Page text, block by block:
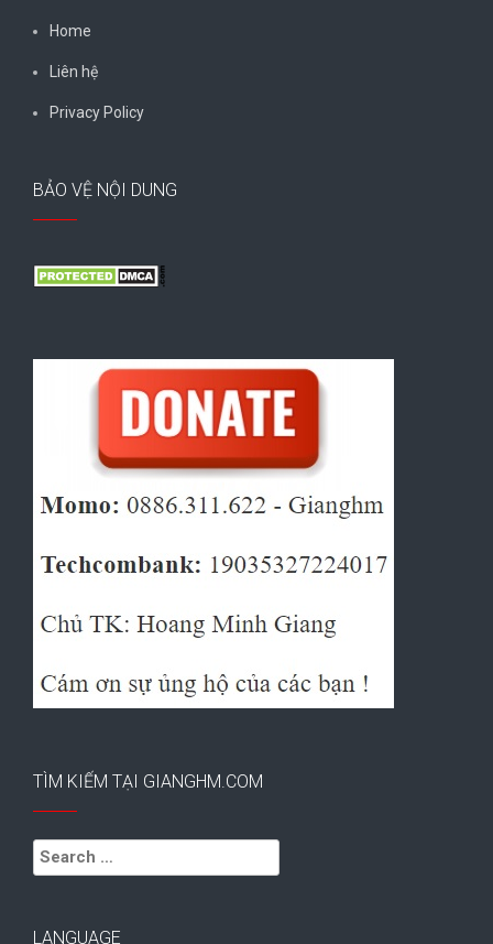
Home
Liên hệ
Privacy Policy
BẢO VỆ NỘI DUNG
TÌM KIẾM TẠI GIANGHM.COM
Search
for:
LANGUAGE